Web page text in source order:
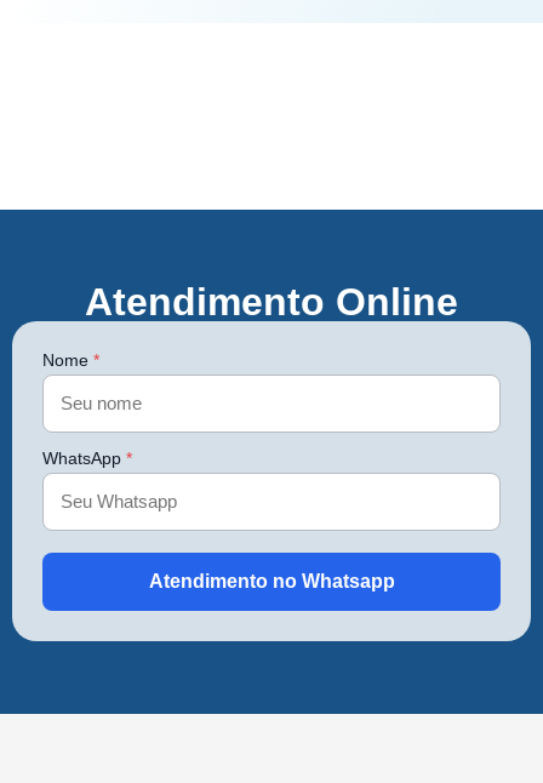
Atendimento Online
Nome *
WhatsApp *
Atendimento no Whatsapp